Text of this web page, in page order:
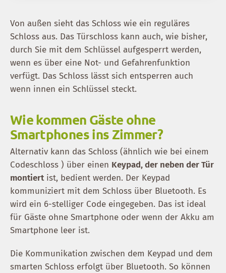
Von außen sieht das Schloss wie ein reguläres
Schloss aus. Das Türschloss kann auch, wie bisher,
durch Sie mit dem Schlüssel aufgesperrt werden,
wenn es über eine Not- und Gefahrenfunktion
verfügt. Das Schloss lässt sich entsperren auch
wenn innen ein Schlüssel steckt.
Wie kommen Gäste ohne
Smartphones ins Zimmer?
Alternativ kann das Schloss (ähnlich wie bei einem
Codeschloss ) über einen Keypad, der neben der Tür
montiertist, bedient werden. Der Keypad
kommuniziert mit dem Schloss über Bluetooth. Es
wird ein 6-stelliger Code eingegeben. Das ist ideal
für Gäste ohne Smartphone oder wenn der Akku am
Smartphone leer ist.
Die Kommunikation zwischen dem Keypad und dem
smarten Schloss erfolgt über Bluetooth. So können